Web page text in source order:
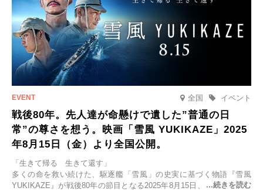
全国 イベント
戦後80年。先人達が命懸けで遺した”普通の日
常”の尊さを想う。映画「雪風 YUKIKAZE」2025
年8月15日（金）より全国公開。
「生きて帰る 生きて還す」
多くの命を救い続けた、駆逐艦「雪風」の史実に基づく物語『雪風
YUKIKAZE』が戦後80年の節目となる2025年8月15日、全国公開され